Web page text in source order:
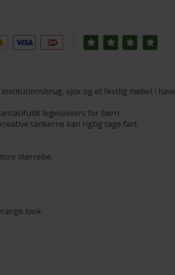
sjov og et festlig møbel i
legeunivers for børn.
tankerne kan rigtig tage fart.
størrelse.
look.